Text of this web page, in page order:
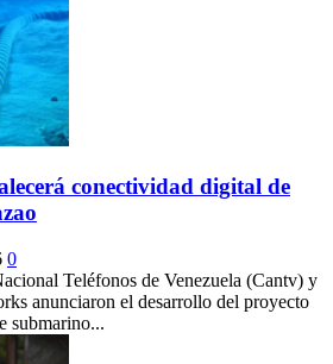
conectividad digital de
0
Teléfonos de Venezuela (Cantv) y
anunciaron el desarrollo del proyecto
submarino...